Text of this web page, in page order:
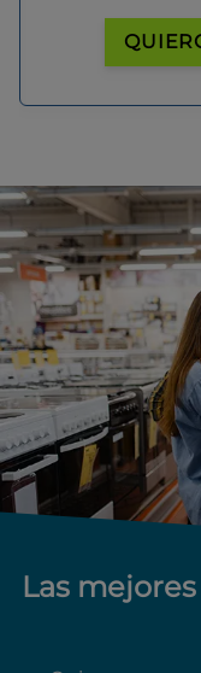
Las